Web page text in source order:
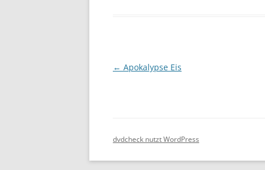
Beitragsnavigation
← Apokalypse Eis
dvdcheck nutzt WordPress